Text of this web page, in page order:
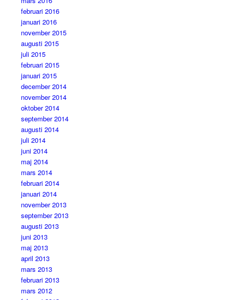
februari 2016
januari 2016
november 2015
augusti 2015
juli 2015
februari 2015
januari 2015
december 2014
november 2014
oktober 2014
september 2014
augusti 2014
juli 2014
juni 2014
maj 2014
mars 2014
februari 2014
januari 2014
november 2013
september 2013
augusti 2013
juni 2013
maj 2013
april 2013
mars 2013
februari 2013
mars 2012